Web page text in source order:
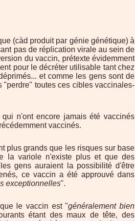
(càd produit par génie génétique) à
pas de réplication virale au sein de
du vaccin, prétexte évidemment
pour le décréter utilisable tant chez
et comme les gens sont de
toutes ces cibles vaccinales-
n'ont encore jamais été vaccinés
vaccinés.
plus grands que les risques sur base
la variole n'existe plus et que des
gens auraient la possibilité d'être
ce vaccin a été approuvé dans
exceptionnelles".
le vaccin est "généralement bien
étant des maux de tête, des